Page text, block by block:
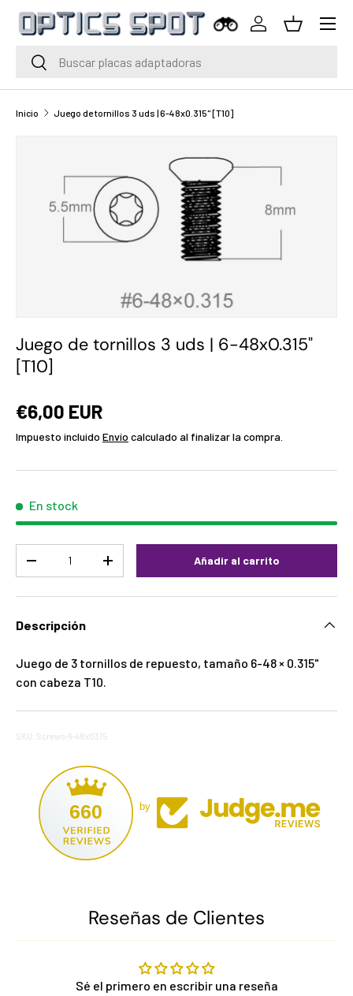
Saltar al contenido
Buscar
Buscar
Iniciar sesión
Cesta
Menú
Inicio Juego de tornillos 3 uds | 6-48x0.315" [T10]
Juego de tornillos 3 uds | 6-48x0.315"
[T10]
€6,00 EUR
Impuesto incluido Envío calculado al finalizar la compra.
En stock
-
+ Añadir al carrito
Descripción
Juego de 3 tornillos de repuesto, tamaño 6-48 × 0.315"
con cabeza T10.
SKU: Screws-6-48x0315
660 by
Reseñas de Clientes
Sé el primero en escribir una reseña